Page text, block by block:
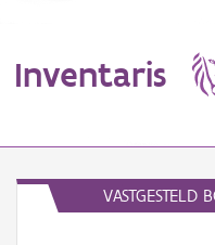
Inventaris
VASTGESTELD